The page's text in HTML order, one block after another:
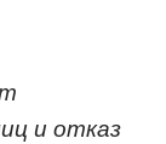
и отказ